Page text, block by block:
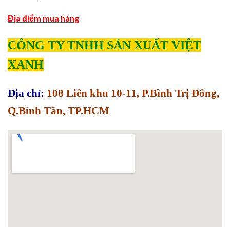
Địa điểm mua hàng
CÔNG TY TNHH SẢN XUẤT VIỆT
XANH
Địa chỉ: 108 Liên khu 10-11, P.Bình Trị Đông,
Q.Bình Tân, TP.HCM